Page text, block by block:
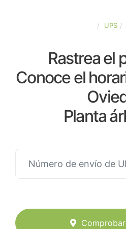
UPS
Rastrea el
Conoce el
Planta